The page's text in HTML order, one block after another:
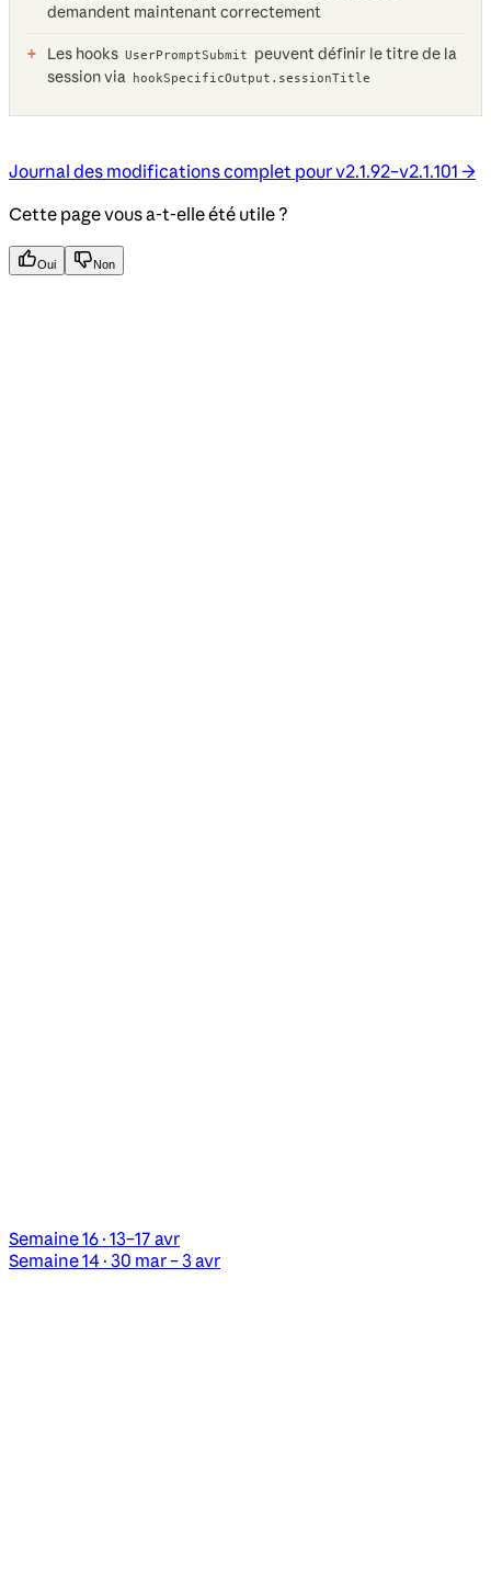
demandent maintenant correctement
Les hooks UserPromptSubmit
peuvent définir le titre de la
session via
hookSpecificOutput.sessionTitle
Journal des modifications complet pour v2.1.92–v2.1.101 →
Cette page vous a-t-elle été utile ?
Oui Non
Semaine 16 · 13–17 avr
Semaine 14 · 30 mar – 3 avr